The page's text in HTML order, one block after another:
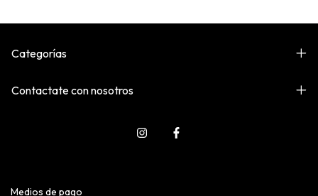
Categorías
Contactate con nosotros
Medios de pago